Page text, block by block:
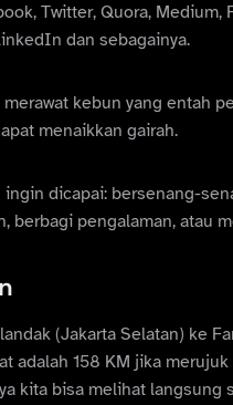
Twitter, Quora, Medium,
dan sebagainya.
kebun yang entah
menaikkan gairah.
dicapai: bersenang-
berbagi pengalaman, atau
(Jakarta Selatan) ke
adalah 158 KM jika
kita bisa melihat